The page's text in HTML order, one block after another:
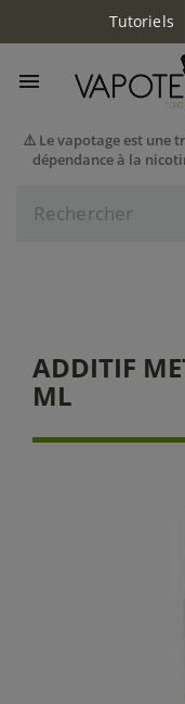
Tutoriels
⚠️ Le vapotage est une
dépendance à la

ADDITIF
ML